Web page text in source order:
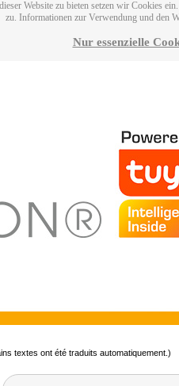
Website zu bieten setzen wir Cookies
zu. Informationen zur Verwendung und den
Nur essenzielle
textes ont été traduits automatiquement.)